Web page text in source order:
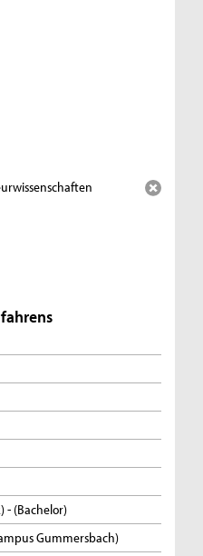
- (Bachelor)
Gummersbach)